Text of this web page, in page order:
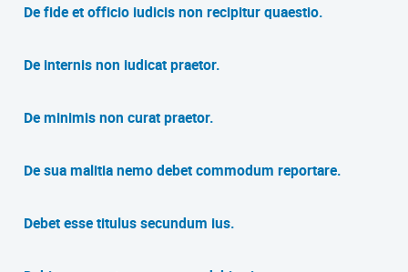
De fide et officio iudicis non recipitur quaestio.
De internis non iudicat praetor.
De minimis non curat praetor.
De sua malitia nemo debet commodum reportare.
Debet esse titulus secundum ius.